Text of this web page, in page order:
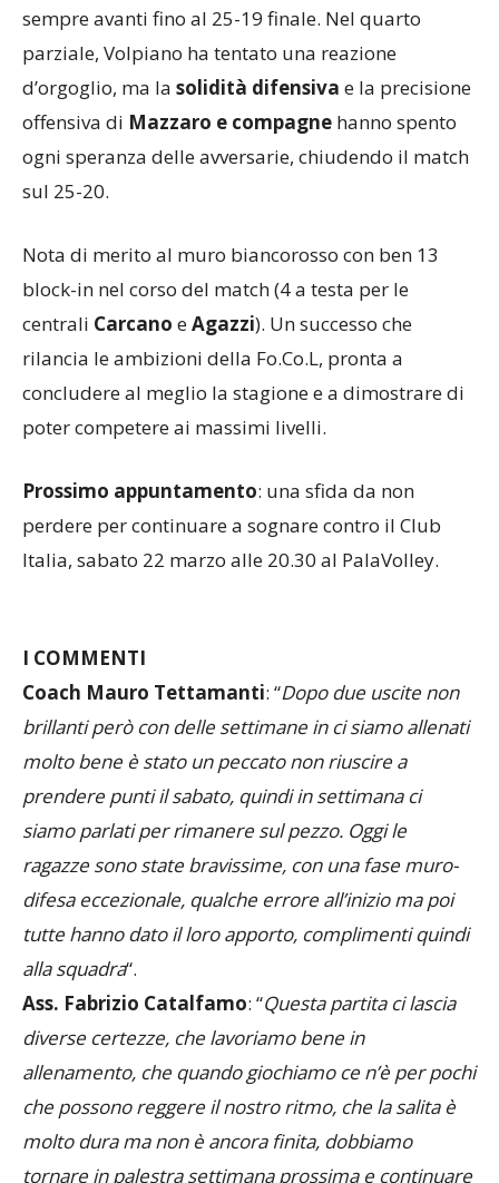
sempre avanti fino al 25-19 finale. Nel quarto
parziale, Volpiano ha tentato una reazione
d’orgoglio, ma la solidità difensiva e la precisione
offensiva di Mazzaro e compagne hanno spento
ogni speranza delle avversarie, chiudendo il match
sul 25-20.
Nota di merito al muro biancorosso con ben 13
block-in nel corso del match (4 a testa per le
centrali Carcano eAgazzi). Un successo che
rilancia le ambizioni della Fo.Co.L, pronta a
concludere al meglio la stagione e a dimostrare di
poter competere ai massimi livelli.
Prossimo appuntamento: una sfida da non
perdere per continuare a sognare contro il Club
Italia, sabato 22 marzo alle 20.30 al PalaVolley.
I COMMENTI
Coach Mauro Tettamanti: “Dopo due uscite non
brillanti però con delle settimane in ci siamo allenati
molto bene è stato un peccato non riuscire a
prendere punti il sabato, quindi in settimana ci
siamo parlati per rimanere sul pezzo. Oggi le
ragazze sono state bravissime, con una fase muro-
difesa eccezionale, qualche errore all’inizio ma poi
tutte hanno dato il loro apporto, complimenti quindi
alla squadra“.
Ass. Fabrizio Catalfamo: “Questa partita ci lascia
diverse certezze, che lavoriamo bene in
allenamento, che quando giochiamo ce n’è per pochi
che possono reggere il nostro ritmo, che la salita è
molto dura ma non è ancora finita, dobbiamo
tornare in palestra settimana prossima e continuare